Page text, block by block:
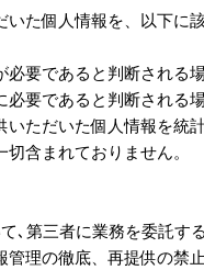
いた個人情報を、以下
必要であると判断される
必要であると判断される
いただいた個人情報を
含まれておりません。
､第三者に業務を委託
管理の徹底、再提供の